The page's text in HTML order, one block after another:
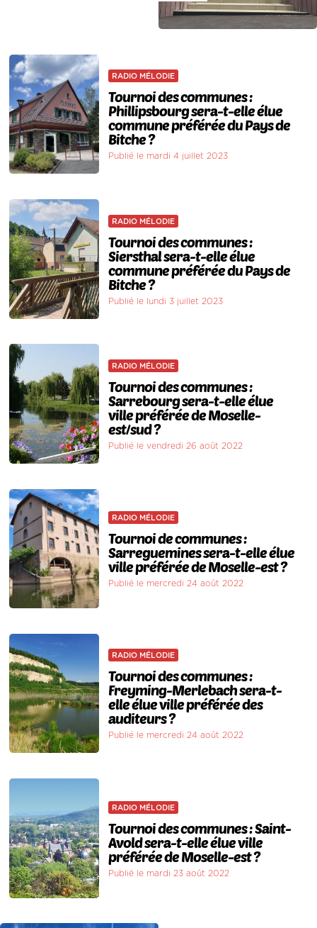
RADIO MÉLODIE
Tournoi des communes :
Phillipsbourg sera-t-elle élue
commune préférée du Pays de
Bitche ?
Publié le mardi 4 juillet 2023
RADIO MÉLODIE
Tournoi des communes :
Siersthal sera-t-elle élue
commune préférée du Pays de
Bitche ?
Publié le lundi 3 juillet 2023
RADIO MÉLODIE
Tournoi des communes :
Sarrebourg sera-t-elle élue
ville préférée de Moselle-
est/sud ?
Publié le vendredi 26 août 2022
RADIO MÉLODIE
Tournoi de communes :
Sarreguemines sera-t-elle élue
ville préférée de Moselle-est ?
Publié le mercredi 24 août 2022
RADIO MÉLODIE
Tournoi des communes :
Freyming-Merlebach sera-t-
elle élue ville préférée des
auditeurs ?
Publié le mercredi 24 août 2022
RADIO MÉLODIE
Tournoi des communes : Saint-
Avold sera-t-elle élue ville
préférée de Moselle-est ?
Publié le mardi 23 août 2022